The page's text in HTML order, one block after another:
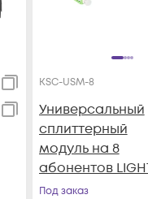
KSC-USM-8
Универсальный
сплиттерный
модуль на 8
абонентов
PON УСМ 1х8
Под заказ